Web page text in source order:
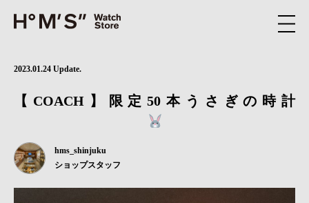
2023.01.24 Update.
【COACH】限定50本うさぎの時計
hms_shinjuku
ショップスタッフ